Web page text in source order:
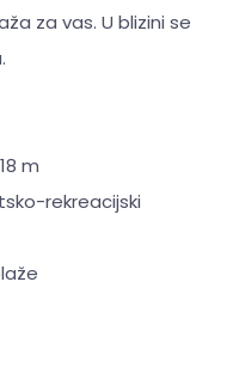
za vas. U blizini se
m
rekreacijski